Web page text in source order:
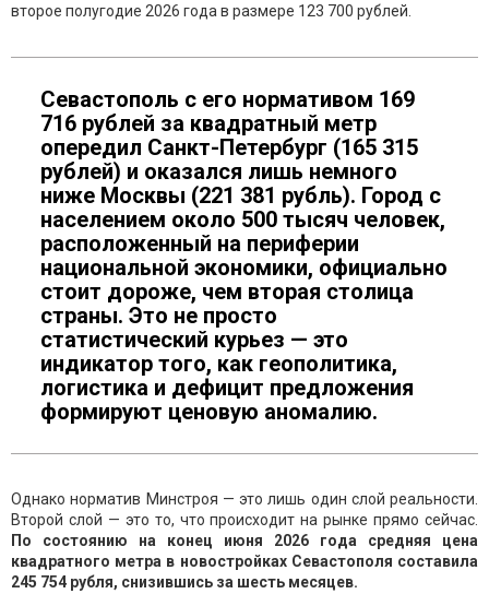
второе полугодие 2026 года в размере 123 700 рублей.
Севастополь с его нормативом 169
716 рублей за квадратный метр
опередил Санкт-Петербург (165 315
рублей) и оказался лишь немного
ниже Москвы (221 381 рубль). Город с
населением около 500 тысяч человек,
расположенный на периферии
национальной экономики, официально
стоит дороже, чем вторая столица
страны. Это не просто
статистический курьез — это
индикатор того, как геополитика,
логистика и дефицит предложения
формируют ценовую аномалию.
Однако норматив Минстроя — это лишь один слой реальности.
Второй слой — это то, что происходит на рынке прямо сейчас.
По состоянию на конец июня 2026 года средняя цена
квадратного метра в новостройках Севастополя составила
245 754 рубля, снизившись за шесть месяцев.